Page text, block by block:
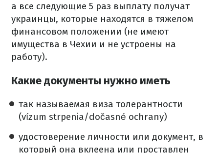
а все следующие 5 раз выплату получат
украинцы, которые находятся в тяжелом
финансовом положении (не имеют
имущества в Чехии и не устроены на
работу).
Какие документы нужно иметь
так называемая виза толерантности
(vízum strpenia/dočasné ochrany)
удостоверение личности или документ, в
который она вклеена или проставлен